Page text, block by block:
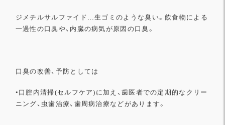
ジメチルサルファイド…生ゴミのような臭い。飲食物による
一過性の口臭や、 内臓の病気が原因の口臭。
口臭の改善、予防としては
•口腔内清掃(セルフケア)に加え、 歯医者での定期的なクリー
ニング、虫歯治療、 歯周病治療などがあります。